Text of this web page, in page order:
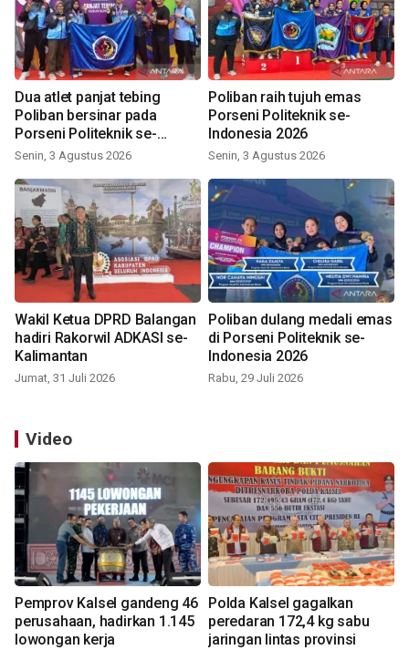
Dua atlet panjat tebing
Poliban bersinar pada
Porseni Politeknik se-
Indonesia 2026
Senin, 3 Agustus 2026
Poliban raih tujuh emas
Porseni Politeknik se-
Indonesia 2026
Senin, 3 Agustus 2026
Wakil Ketua DPRD Balangan
hadiri Rakorwil ADKASI se-
Kalimantan
Jumat, 31 Juli 2026
Poliban dulang medali emas
di Porseni Politeknik se-
Indonesia 2026
Rabu, 29 Juli 2026
Video
Pemprov Kalsel gandeng 46
perusahaan, hadirkan 1.145
lowongan kerja
Polda Kalsel gagalkan
peredaran 172,4 kg sabu
jaringan lintas provinsi